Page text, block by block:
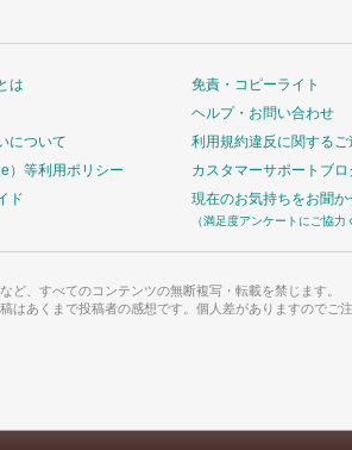
は
について
）等利用ポリシー
ド
免責・コピーライト
ヘルプ・お問い合わせ
利用規約違反に関するご
カスタマーサポートブロ
現在のお気持ちをお聞
（満足度アンケートにご協力
ど、すべてのコンテンツの無断複写・転載を禁じます。
はあくまで投稿者の感想です。個人差がありますのでご注